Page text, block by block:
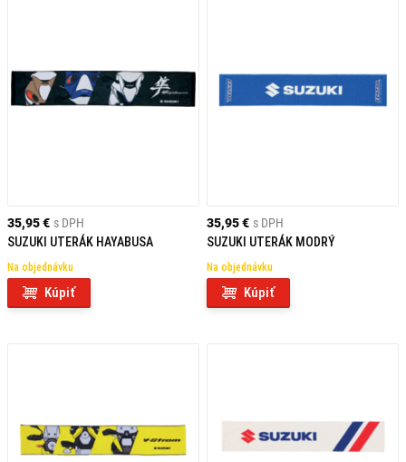
35,95 € s DPH
SUZUKI UTERÁK HAYABUSA
Na objednávku
Kúpiť
35,95 € s DPH
SUZUKI UTERÁK MODRÝ
Na objednávku
Kúpiť